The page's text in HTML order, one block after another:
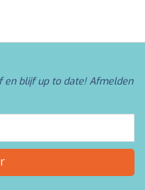
en blijf up to date! Afmelden